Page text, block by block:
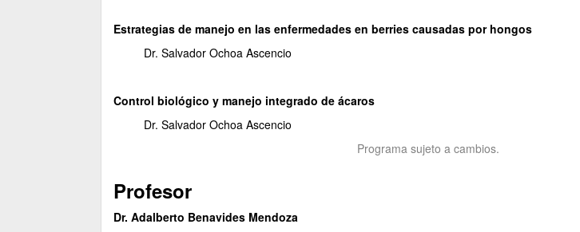
Estrategias de manejo en las enfermedades en berries causadas por hongos
Dr. Salvador Ochoa Ascencio
Control biológico y manejo integrado de ácaros
Dr. Salvador Ochoa Ascencio
Programa sujeto a cambios.
Profesor
Dr. Adalberto Benavides Mendoza